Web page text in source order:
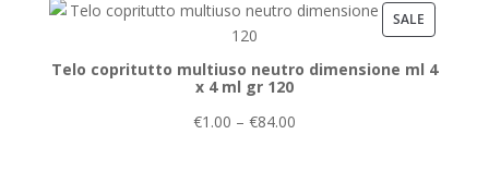
SALE
SALE
Telo copritutto multiuso neutro dimensione ml 4
x 4 ml gr 120
€1.00 – €84.00